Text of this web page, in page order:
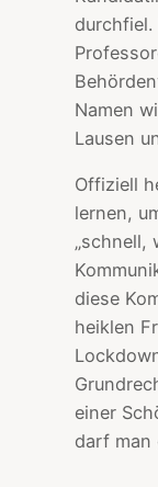
Namen
Lausen
Offiziell
lernen,
„schnell,
diese
heiklen
einer
darf man